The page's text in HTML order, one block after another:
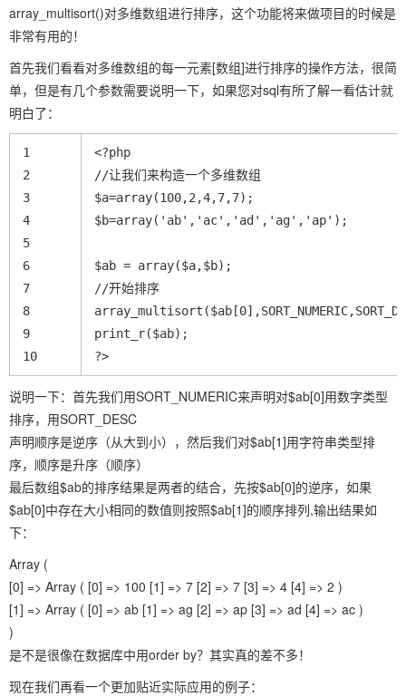
array_multisort()对多维数组进行排序，这个功能将来做项目的时候是
非常有用的！
首先我们看看对多维数组的每一元素[数组]进行排序的操作方法，很简
单，但是有几个参数需要说明一下，如果您对sql有所了解一看估计就
明白了：
1
2
3
4
5
6
7
8
9
10
<?php
//让我们来构造一个多维数组
$a=array(100,2,4,7,7);
$b=array('ab','ac','ad','ag','ap');
$ab = array($a,$b);
//开始排序
print_r($ab);
?>
说明一下：首先我们用SORT_NUMERIC来声明对$ab[0]用数字类型
排序，用SORT_DESC
声明顺序是逆序（从大到小），然后我们对$ab[1]用字符串类型排
序，顺序是升序（顺序）
最后数组$ab的排序结果是两者的结合，先按$ab[0]的逆序，如果
$ab[0]中存在大小相同的数值则按照$ab[1]的顺序排列,输出结果如
下：
Array (
[0] => Array ( [0] => 100 [1] => 7 [2] => 7 [3] => 4 [4] => 2 )
[1] => Array ( [0] => ab [1] => ag [2] => ap [3] => ad [4] => ac )
)
是不是很像在数据库中用order by？其实真的差不多！
现在我们再看一个更加贴近实际应用的例子：